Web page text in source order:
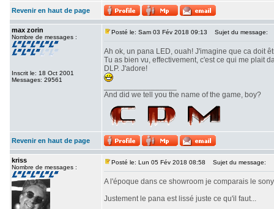
Revenir en haut de page
max zorin
Nombre de messages :
Inscrit le: 18 Oct 2001
Messages: 29561
Posté le: Sam 03 Fév 2018 09:13 Sujet du message:
Ah ok, un pana LED, ouah! J'imagine que ca doit
Tu as bien vu, effectivement, c'est ce qui me plait
DLP. J'adore!
And did we tell you the name of the game, boy?
Revenir en haut de page
kriss
Nombre de messages :
Posté le: Lun 05 Fév 2018 08:58 Sujet du message:
A l'époque dans ce showroom je comparais le
Justement le pana est lissé juste ce qu'il faut...